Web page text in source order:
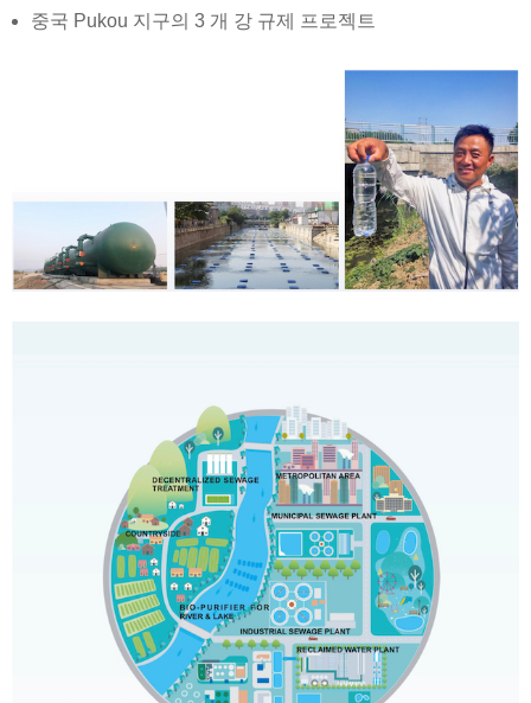
중국 Pukou 지구의 3 개 강 규제 프로젝트